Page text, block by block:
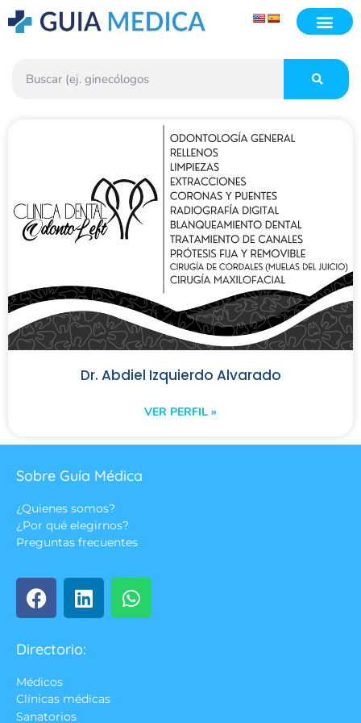
Dr. Abdiel Izquierdo Alvarado
VER PERFIL »
Sobre Guía Médica
¿Quienes somos?
¿Por qué elegirnos?
Preguntas frecuentes
Directorio:
Médicos
Clínicas médicas
Sanatorios